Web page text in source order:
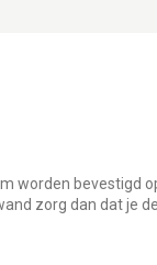
worden bevestigd
zorg dan dat je